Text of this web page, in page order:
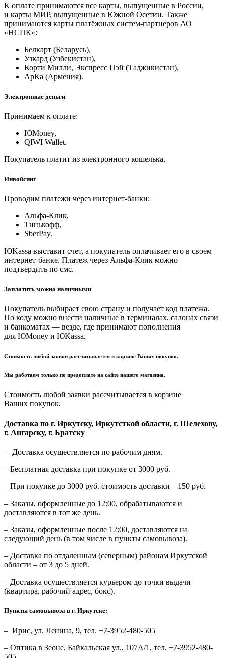
К оплате принимаются все карты, выпущенные в России,
и карты МИР, выпущенные в Южной Осетии. Также
принимаются карты платёжных систем-партнеров АО
«НСПК»:
Белкарт (Беларусь),
Узкард (Узбекистан),
Корти Милли, Экспресс Пэй (Таджикистан),
АрКа (Армения).
Электронные деньги
Принимаем к оплате:
ЮMoney,
QIWI Wallet.
Покупатель платит из электронного кошелька.
Инвойсинг
Проводим платежи через интернет-банки:
Альфа-Клик,
Тинькофф,
SberPay.
ЮKassa выставит счет, а покупатель оплачивает его в своем
интернет-банке. Платеж через Альфа-Клик можно
подтвердить по смс.
Заплатить можно наличными
Покупатель выбирает свою страну и получает код платежа.
По коду можно внести наличные в терминалах, салонах связи
и банкоматах — везде, где принимают пополнения
для ЮMoney и ЮKassa.
Стоимость любой заявки рассчитывается в корзине Ваших покупок.
Мы работаем только по предоплате на сайте нашего магазина.
Стоимость любой заявки рассчитывается в корзине
Ваших покупок.
Доставка по г. Иркутску, Иркутсткой области, г. Шелехову,
г. Ангарску, г. Братску
– Доставка осуществляется по рабочим дням.
– Бесплатная доставка при покупке от 3000 руб.
– При покупке до 3000 руб. стоимость доставки – 150 руб.
– Заказы, оформленные до 12:00, обрабатываются и
доставляются в тот же день.
– Заказы, оформленные после 12:00, доставляются на
следующий день (в том числе в пункты самовывоза).
– Доставка по отдаленным (северным) районам Иркутской
области – от 3 до 5 дней.
– Доставка осуществляется курьером до точки выдачи
(квартира, рабочий адрес, бокс).
Пункты самовывоза в г. Иркутске:
– Ирис, ул. Ленина, 9, тел. +7-3952-480-505
– Оптика в Зеоне, Байкальская ул., 107А/1, тел. +7-3952-480-